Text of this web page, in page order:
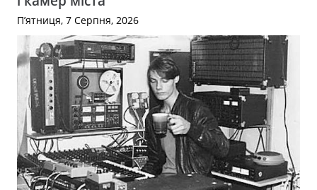
П’ятниця, 7 Серпня, 2026